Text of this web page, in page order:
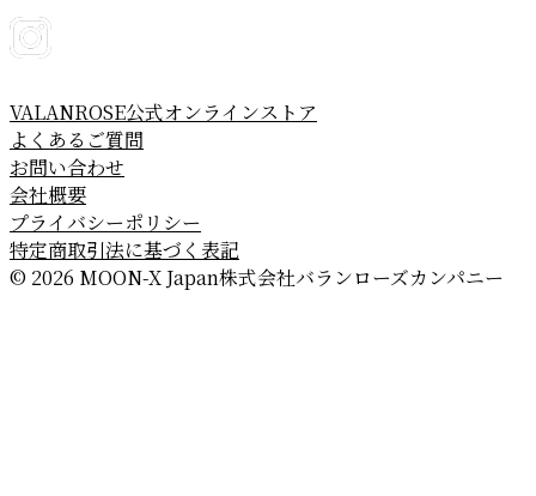
VALANROSE公式オンラインストア
よくあるご質問
お問い合わせ
会社概要
プライバシーポリシー
特定商取引法に基づく表記
© 2026 MOON-X Japan株式会社バランローズカンパニー